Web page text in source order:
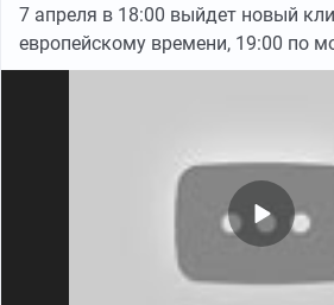
7 апреля в 18:00 выйдет новый
европейскому времени, 19:00 по